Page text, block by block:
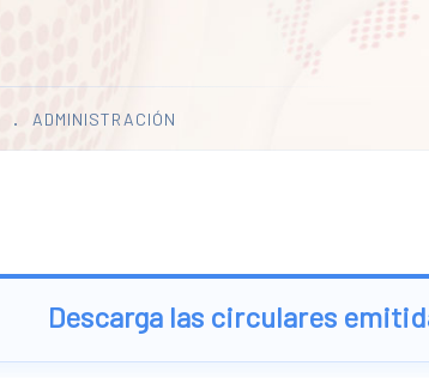
ADMINISTRACIÓN
Descarga las circulares